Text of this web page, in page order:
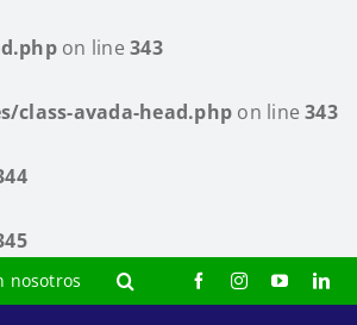
on line343
avada-head.php on line343
nosotros